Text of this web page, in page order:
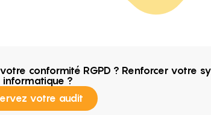
conformité RGPD ? Renforcer votre
informatique ?
votre audit